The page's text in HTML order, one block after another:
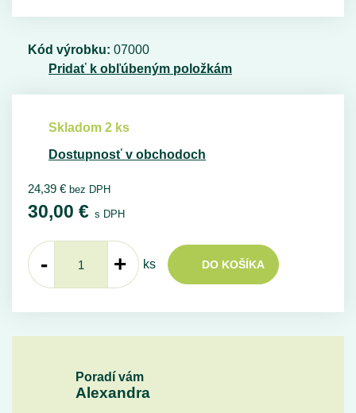
Kód výrobku: 07000
Pridať k obľúbeným položkám
Skladom 2 ks
Dostupnosť v obchodoch
24,39 € bez DPH
30,00 € s DPH
- + ks DO KOŠÍKA
Poradí vám
Alexandra